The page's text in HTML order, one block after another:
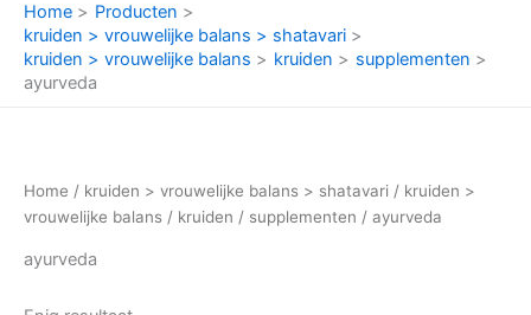
Home
Producten
kruiden > vrouwelijke balans > shatavari
kruiden > vrouwelijke balans
kruiden
supplementen
ayurveda
Home / kruiden > vrouwelijke balans > shatavari / kruiden >
vrouwelijke balans / kruiden / supplementen / ayurveda
ayurveda